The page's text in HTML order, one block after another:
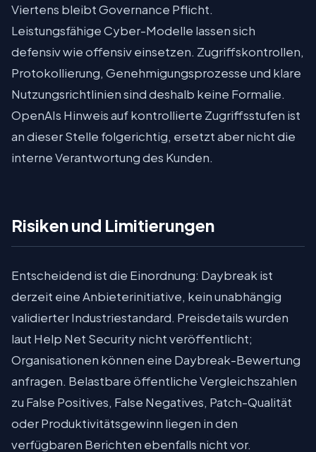
Viertens bleibt Governance Pflicht.
Leistungsfähige Cyber-Modelle lassen sich
defensiv wie offensiv einsetzen. Zugriffskontrollen,
Protokollierung, Genehmigungsprozesse und klare
Nutzungsrichtlinien sind deshalb keine Formalie.
OpenAIs Hinweis auf kontrollierte Zugriffsstufen ist
an dieser Stelle folgerichtig, ersetzt aber nicht die
interne Verantwortung des Kunden.
Risiken und Limitierungen
Entscheidend ist die Einordnung: Daybreak ist
derzeit eine Anbieterinitiative, kein unabhängig
validierter Industriestandard. Preisdetails wurden
laut Help Net Security nicht veröffentlicht;
Organisationen können eine Daybreak-Bewertung
anfragen. Belastbare öffentliche Vergleichszahlen
zu False Positives, False Negatives, Patch-Qualität
oder Produktivitätsgewinn liegen in den
verfügbaren Berichten ebenfalls nicht vor.